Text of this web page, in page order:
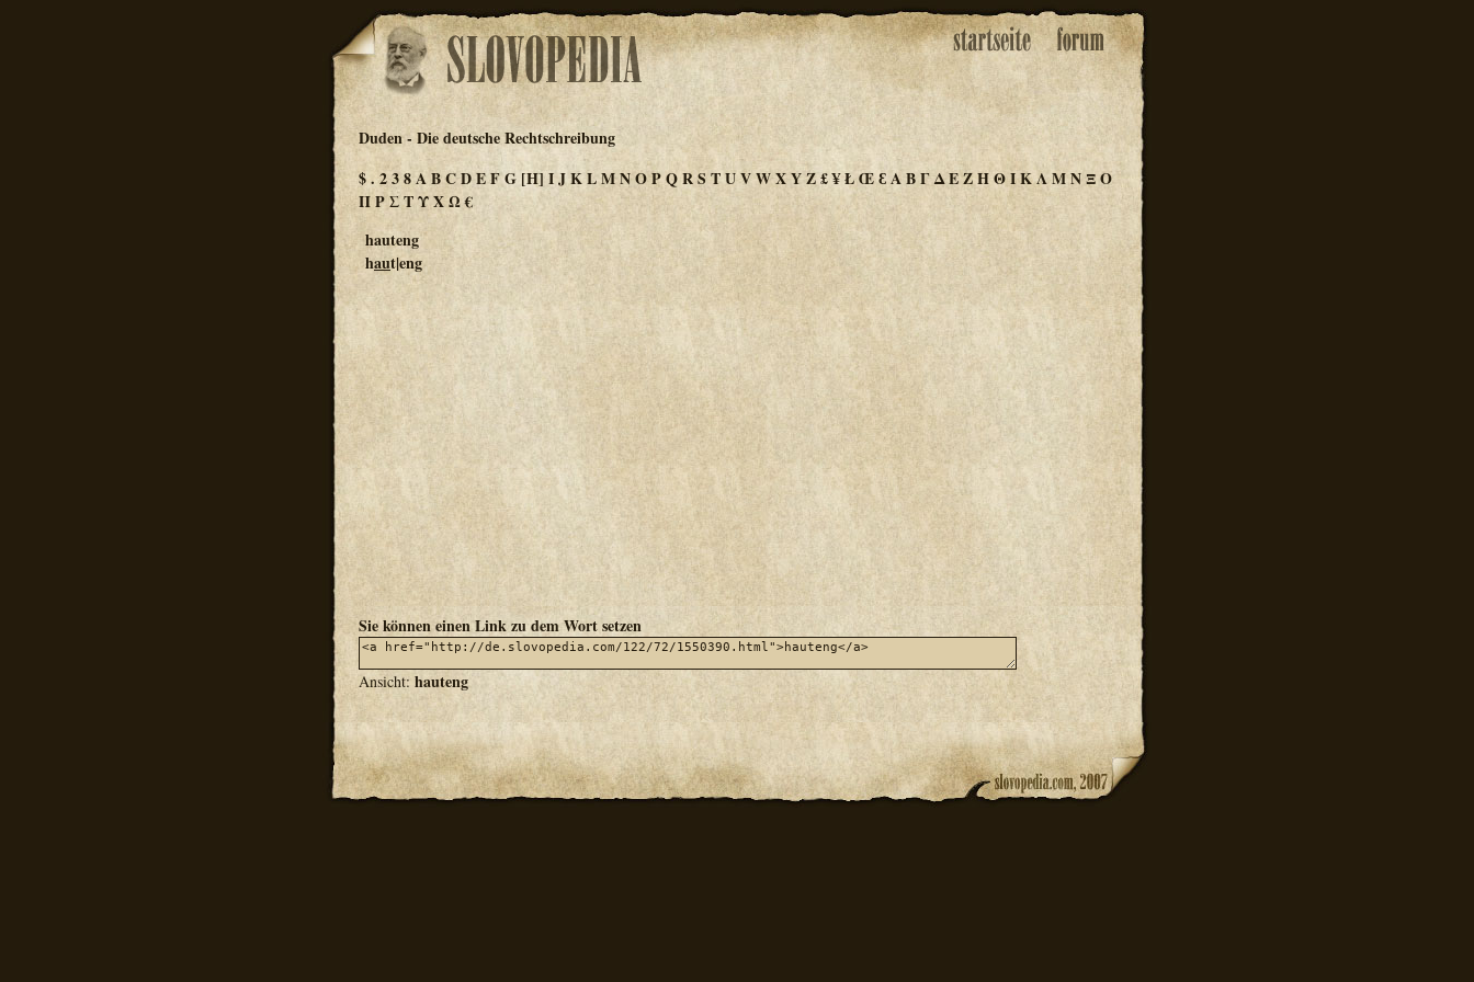
Duden - Die deutsche Rechtschreibung
$. 238ABCDEFG [H] IJKLMNOPQRS TUVWXYZ£¥ŁŒƐΑΒΓΔΕΖΗΘΙΚΛΜΝΞΟ
ΠΡΣΤΥΧΩ€
hauteng
haut|eng
Sie können einen Link zu dem Wort setzen
Ansicht: hauteng